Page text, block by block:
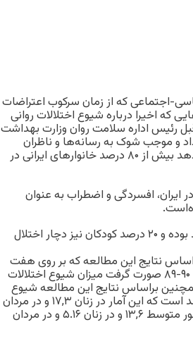
اجتماعی که از زمان سرکوب اعتراضات
آمارهایی که اخیرا درباره شیوع اختلالات روانی
رئیس اداره سلامت روان وزارت بهداشت
خبر داد و موجب شوک به رسانه‌ها و ناظران
شد.حالا نتایجی از یک تحقیق منتشر شده که نشان می‌دهد بیش از ۸۰ درصد خانوارهای ایرانی در
افسردگی و اضطراب به عنوان
در این میان سهم زنان ۵.۲۶ درصد و در مردان ۸.۲۰ درصد بوده و ۲۰ درصد کودکان نیز دچار اختلال
نتایج این مطالعه که بر روی هفت
هزار و ۸۷۶ نفر در گروه سنی ۱۵ تا ۶۴ سال، طی سال‌های ۹۰-۸۹ صورت گرفت میزان شیوع اختلالات
در مردان ۸.۲۰ درصد است. همچنین براساس نتایج این مطالعه شیوع
ابتلا به اختلالات خلقی در کشور به طور متوسط ۶.۱۴ درصد است که این آمار در زنان ۱۷,۳ و در مردان
۱۱,۹ درصد است. شیوع اختلال افسردگی نیز در کشور به طور متوسط ۱۳,۶ و در زنان ۵.۱۶ و در مر‌دان